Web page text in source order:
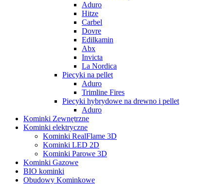
Aduro
Hitze
Carbel
Dovre
Edilkamin
Abx
Invicta
La Nordica
Piecyki na pellet
Aduro
Trimline Fires
Piecyki hybrydowe na drewno i pellet
Aduro
Kominki Zewnętrzne
Kominki elektryczne
Kominki RealFlame 3D
Kominki LED 2D
Kominki Parowe 3D
Kominki Gazowe
BIO kominki
Obudowy Kominkowe